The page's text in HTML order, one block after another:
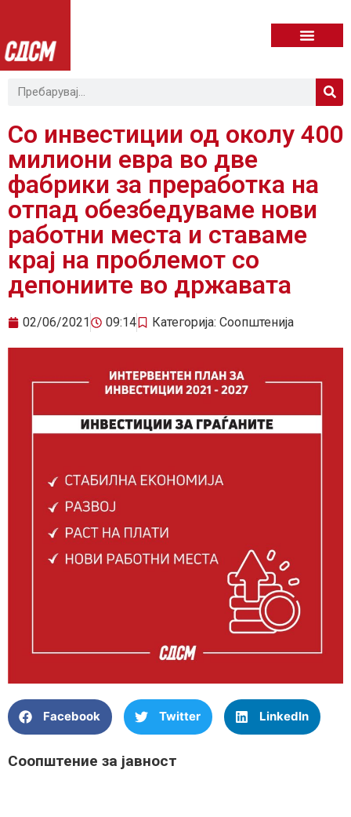
Со инвестиции од околу 400
милиони евра во две
фабрики за преработка на
отпад обезбедуваме нови
работни места и ставаме
крај на проблемот со
депониите во државата
02/06/2021 09:14 Категорија: Соопштенија
Facebook Twitter LinkedIn
Соопштение за јавност